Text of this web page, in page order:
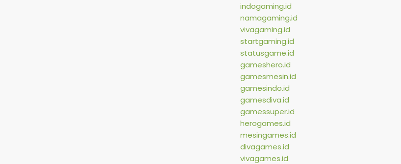
indogaming.id
namagaming.id
vivagaming.id
startgaming.id
statusgame.id
gameshero.id
gamesmesin.id
gamesindo.id
gamesdiva.id
gamessuper.id
herogames.id
mesingames.id
divagames.id
vivagames.id